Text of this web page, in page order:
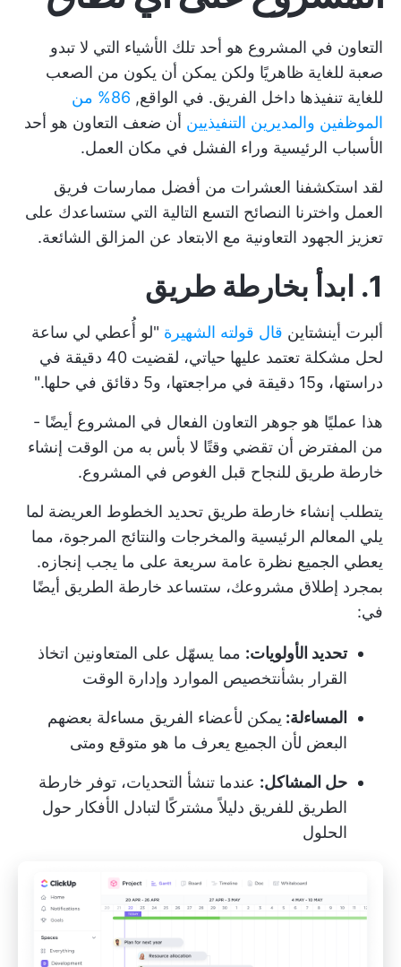
التعاون في المشروع هو أحد تلك الأشياء التي لا تبدو
صعبة للغاية ظاهريًا ولكن يمكن أن يكون من الصعب
للغاية تنفيذها داخل الفريق. في الواقع,
86% من
الموظفين والمديرين التنفيذيين أن ضعف التعاون هو أحد
الأسباب الرئيسية وراء الفشل في مكان العمل.
لقد استكشفنا العشرات من أفضل ممارسات فريق
العمل واخترنا النصائح التسع التالية التي ستساعدك على
تعزيز الجهود التعاونية مع الابتعاد عن المزالق الشائعة.
1. ابدأ بخارطة طريق
ألبرت أينشتاين قال قولته الشهيرة "لو أُعطي لي ساعة
لحل مشكلة تعتمد عليها حياتي، لقضيت 40 دقيقة في
دراستها، و15 دقيقة في مراجعتها، و5 دقائق في حلها."
هذا عمليًا هو جوهر التعاون الفعال في المشروع أيضًا -
من المفترض أن تقضي وقتًا لا بأس به من الوقت إنشاء
خارطة طريق للنجاح قبل الغوص في المشروع.
يتطلب إنشاء خارطة طريق تحديد الخطوط العريضة لما
يلي المعالم الرئيسية والمخرجات والنتائج المرجوة، مما
يعطي الجميع نظرة عامة سريعة على ما يجب إنجازه.
بمجرد إطلاق مشروعك، ستساعد خارطة الطريق أيضًا
في:
تحديد الأولويات: مما يسهّل على المتعاونين اتخاذ
القرار بشأنتخصيص الموارد وإدارة الوقت
المساءلة: يمكن لأعضاء الفريق مساءلة بعضهم
البعض لأن الجميع يعرف ما هو متوقع ومتى
حل المشاكل: عندما تنشأ التحديات، توفر خارطة
الطريق للفريق دليلاً مشتركًا لتبادل الأفكار حول
الحلول